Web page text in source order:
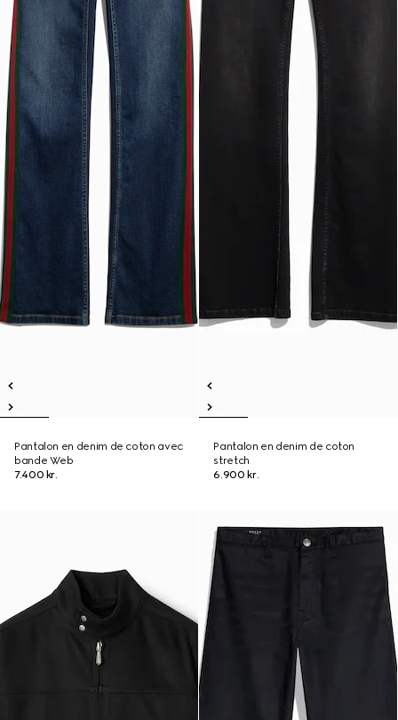
Pantalon en denim de coton avec
bande Web
7.400 kr.
Pantalon en denim de coton
stretch
6.900 kr.